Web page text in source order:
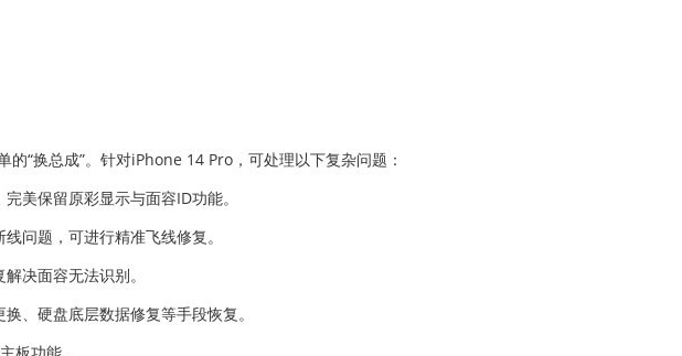
“换总成”。针对iPhone 14 Pro，可处理以下复杂问题：
美保留原彩显示与面容ID功能。
问题，可进行精准飞线修复。
决面容无法识别。
、硬盘底层数据修复等手段恢复。